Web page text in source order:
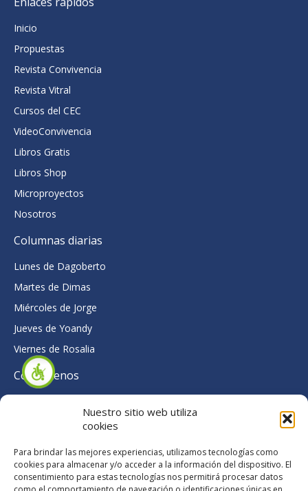
Nuestro sitio web utiliza
cookies
Para brindar las mejores experiencias, utilizamos tecnologías como
cookies para almacenar y/o acceder a la información del dispositivo. El
consentimiento para estas tecnologías nos permitirá procesar datos
Inicio
Propuestas
Revista Convivencia
Revista Vitral
Cursos del CEC
VideoConvivencia
Libros Gratis
Libros Shop
Microproyectos
Nosotros
Columnas diarias
Lunes de Dagoberto
Martes de Dimas
Miércoles de Jorge
Jueves de Yoandy
Viernes de Rosalia
Contáctenos
colabora@centroconvivencia.org
a
c
e
T
w
i
t
o
u
t